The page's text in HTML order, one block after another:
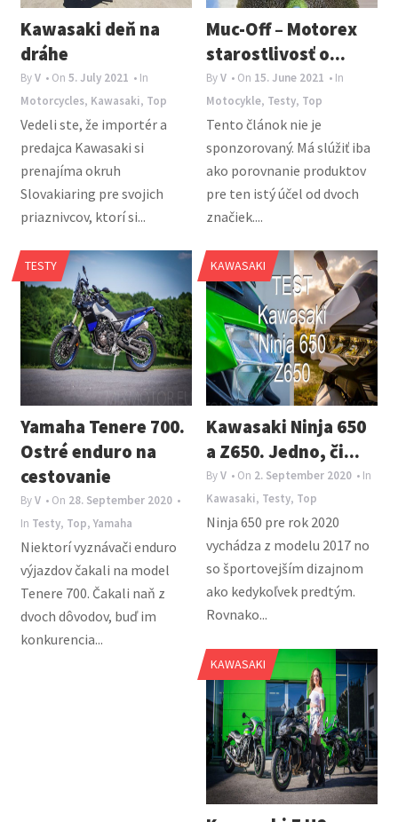
Kawasaki deň na
dráhe
ByV • On5. July 2021 • In
Motorcycles, Kawasaki, Top
Vedeli ste, že importér a
predajca Kawasaki si
prenajíma okruh
Slovakiaring pre svojich
priaznivcov, ktorí si...
Muc-Off – Motorex
starostlivosť o...
ByV • On 15. June 2021 • In
Motocykle, Testy, Top
Tento článok nie je
sponzorovaný. Má slúžiť iba
ako porovnanie produktov
pre ten istý účel od dvoch
značiek....
TESTY
Yamaha Tenere 700.
Ostré enduro na
cestovanie
ByV • On 28. September 2020 •
In Testy, Top,Yamaha
Niektorí vyznávači enduro
výjazdov čakali na model
Tenere 700. Čakali naň z
dvoch dôvodov, buď im
konkurencia...
KAWASAKI
Kawasaki Ninja 650
a Z650. Jedno, či...
ByV • On 2. September 2020 • In
Kawasaki, Testy, Top
Ninja 650 pre rok 2020
vychádza z modelu 2017 no
so športovejším dizajnom
ako kedykoľvek predtým.
Rovnako...
KAWASAKI